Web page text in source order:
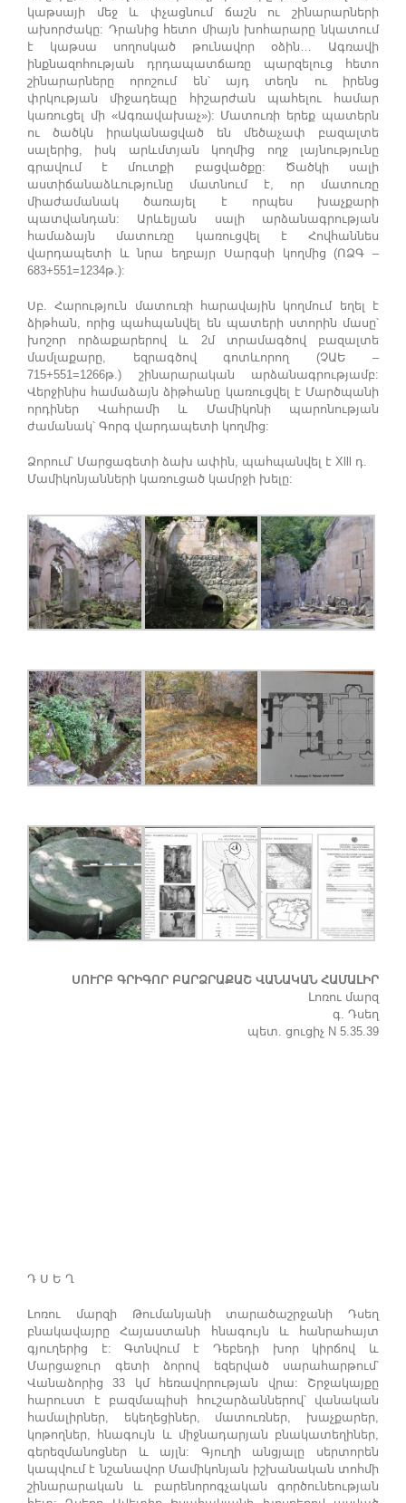
կաթսայի մեջ և փչացնում ճաշն ու շինարարների
ախորժակը: Դրանից հետո միայն խոհարարը նկատում
է կաթսա սողոսկած թունավոր օձին… Ագռավի
ինքնազոհության դրդապատճառը պարզելուց հետո
շինարարները որոշում են՝ այդ տեղն ու իրենց
փրկության միջադեպը հիշարժան պահելու համար
կառուցել մի «Ագռավախաչ»): Մատուռի երեք պատերն
ու ծածկն իրականացված են մեծաչափ բազալտե
սալերից, իսկ արևմտյան կողմից ողջ լայնությունը
գրավում է մուտքի բացվածքը: Ծածկի սալի
աստիճանաձևությունը մատնում է, որ մատուռը
միաժամանակ ծառայել է որպես խաչքարի
պատվանդան: Արևելյան սալի արձանագրության
համաձայն մատուռը կառուցվել է Հովհաննես
վարդապետի և նրա եղբայր Սարգսի կողմից (ՈՁԳ –
683+551=1234թ.):
Սբ. Հարություն մատուռի հարավային կողմում եղել է
ձիթհան, որից պահպանվել են պատերի ստորին մասը՝
խոշոր որձաքարերով և 2մ տրամագծով բազալտե
մամլաքարը, եզրագծով գոտևորող (ՉԱԵ –
715+551=1266թ.) շինարարական արձանագրությամբ:
Վերջինիս համաձայն ձիթհանը կառուցվել է Մարծպանի
որդիներ Վահրամի և Մամիկոնի պարոնության
ժամանակ՝ Գորգ վարդապետի կողմից:
Ձորում՝ Մարցագետի ձախ ափին, պահպանվել է Xlll դ.
Մամիկոնյանների կառուցած կամրջի խելը:
ՍՈՒՐԲ ԳՐԻԳՈՐ ԲԱՐՁՐԱՔԱՇ ՎԱՆԱԿԱՆ ՀԱՄԱԼԻՐ
Լոռու մարզ
գ. Դսեղ
պետ. ցուցիչ N 5.35.39
Դ Ս Ե Ղ
Լոռու մարզի Թումանյանի տարածաշրջանի Դսեղ
բնակավայրը Հայաստանի հնագույն և հանրահայտ
գյուղերից է: Գտնվում է Դեբեդի խոր կիրճով և
Մարցաջուր գետի ձորով եզերված սարահարթում՝
Վանաձորից 33 կմ հեռավորության վրա: Շրջակայքը
հարուստ է բազմապիսի հուշարձաններով՝ վանական
համալիրներ, եկեղեցիներ, մատուռներ, խաչքարեր,
կոթողներ, հնագույն և միջնադարյան բնակատեղիներ,
գերեզմանոցներ և այլն: Գյուղի անցյալը սերտորեն
կապվում է նշանավոր Մամիկոնյան իշխանական տոհմի
շինարարական և բարենորոգչական գործունեության